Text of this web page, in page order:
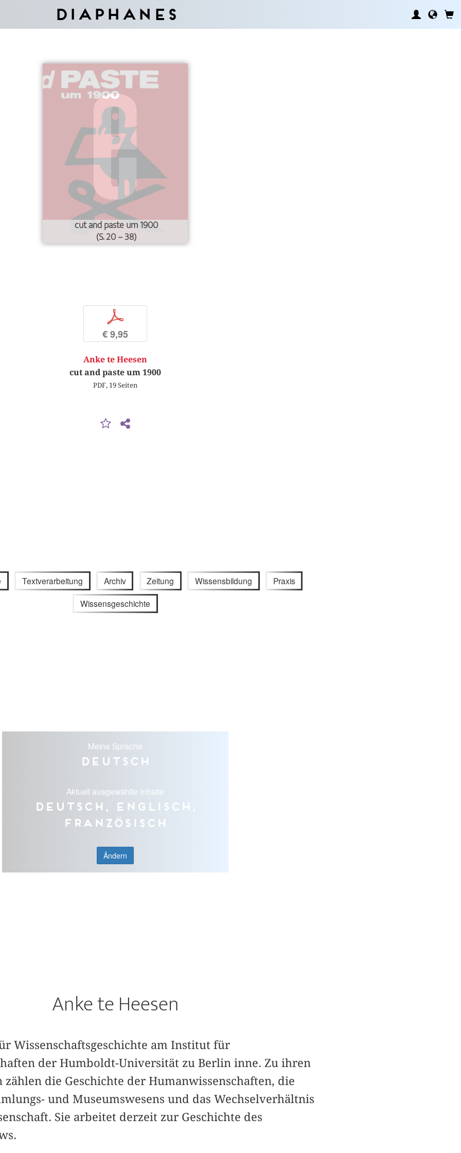
Diaphanes
cut and paste um 1900
(S. 20 – 38)
p
€ 9,95
Anke te Heesen
cut and paste um 1900
PDF, 19 Seiten
Textverarbeitung Archiv Zeitung Wissensbildung Praxis
Wissensgeschichte
Meine Sprache
Deutsch
Aktuell ausgewählte Inhalte
Deutsch, Englisch,
Französisch
Ändern
Anke te Heesen
Wissenschaftsgeschichte am Institut für
der Humboldt-Universität zu Berlin inne. Zu ihren
zählen die Geschichte der Humanwissenschaften, die
und Museumswesens und das Wechselverhältnis
Sie arbeitet derzeit zur Geschichte des